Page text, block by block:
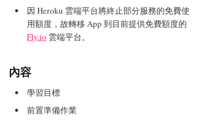
因 Heroku 雲端平台將終止部分服務的免費使
用額度，故轉移 App 到目前提供免費額度的
Fly.io 雲端平台。
內容
學習目標
前置準備作業